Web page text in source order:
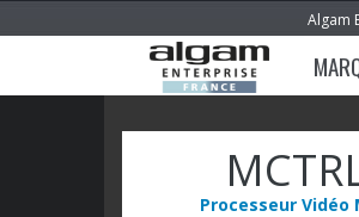
Algam
Processeur Vidéo